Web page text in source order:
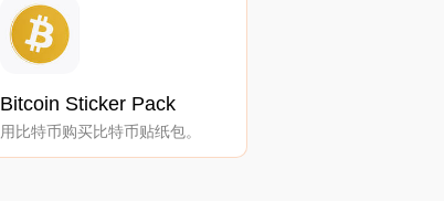
Bitcoin Sticker Pack
用比特币购买比特币贴纸包。